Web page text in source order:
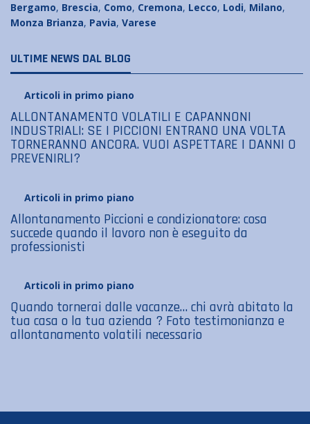
Bergamo, Brescia, Como, Cremona, Lecco, Lodi, Milano,
Monza Brianza, Pavia, Varese
ULTIME NEWS DAL BLOG
Articoli in primo piano
ALLONTANAMENTO VOLATILI E CAPANNONI
INDUSTRIALI: SE I PICCIONI ENTRANO UNA VOLTA
TORNERANNO ANCORA. VUOI ASPETTARE I DANNI O
PREVENIRLI?
Articoli in primo piano
Allontanamento Piccioni e condizionatore: cosa
succede quando il lavoro non è eseguito da
professionisti
Articoli in primo piano
Quando tornerai dalle vacanze… chi avrà abitato la
tua casa o la tua azienda ? Foto testimonianza e
allontanamento volatili necessario